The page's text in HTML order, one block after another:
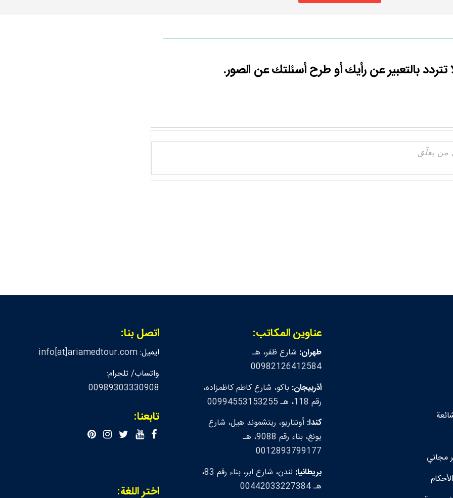
تتردد بالتعبير عن رأيك أو طرح أسئلتك عن الصور.
عناوين المكاتب:
طهران: شارع ظفر، هـ
00982126412584
أذربيجان: باكو، شارع كاظم كاظمزاده،
رقم 118، هـ 00994553153255
كندا: أونتاريو، ريتشموند هيل، شارع
يونغ، بناء رقم 9088، هـ
0012893799177
بريطانيا:
لندن، شارع ابر، بناء رقم 83،
هـ 00442033227384
اتصل بنا:
ايميل:info[at]ariamedtour.com
واتساب/ تلجرام:
00989303330908
تابعنا:
اختر اللغة: